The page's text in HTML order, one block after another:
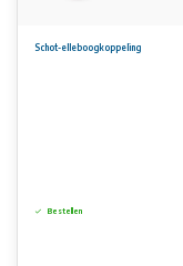
Schot-elleboogkoppeling
Bestellen